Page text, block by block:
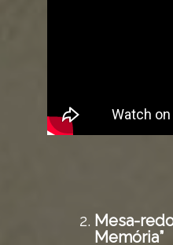
Mesa-
Memória”